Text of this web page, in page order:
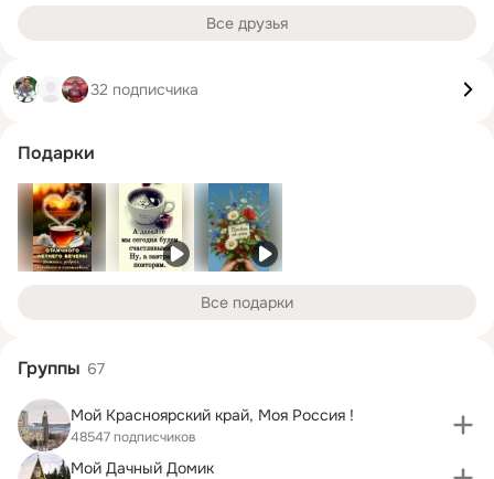
Все друзья
32 подписчика
Подарки
Все подарки
Группы 67
Мой Красноярский край, Моя Россия !
48547 подписчиков
Мой Дачный Домик